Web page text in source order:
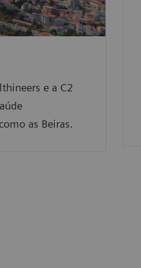
e a C2
as Beiras.